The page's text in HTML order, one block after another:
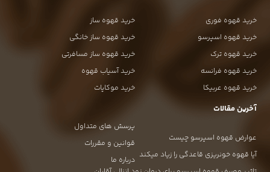
خرید قهوه فوری
خرید قهوه اسپرسو
خرید قهوه ترک
خرید قهوه فرانسه
خرید قهوه عربیکا
خرید قهوه ساز
خرید قهوه ساز خانگی
خرید قهوه ساز مسافرتی
خرید آسیاب قهوه
خرید موکاپات
آخرین مقالات
عوارض قهوه اسپرسو چیست
آیا قهوه خونریزی قاعدگی را زیاد میکند
پرسش های متداول
قوانین و مقررات
درباره ما